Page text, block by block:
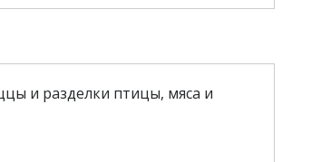
и разделки птицы, мяса и